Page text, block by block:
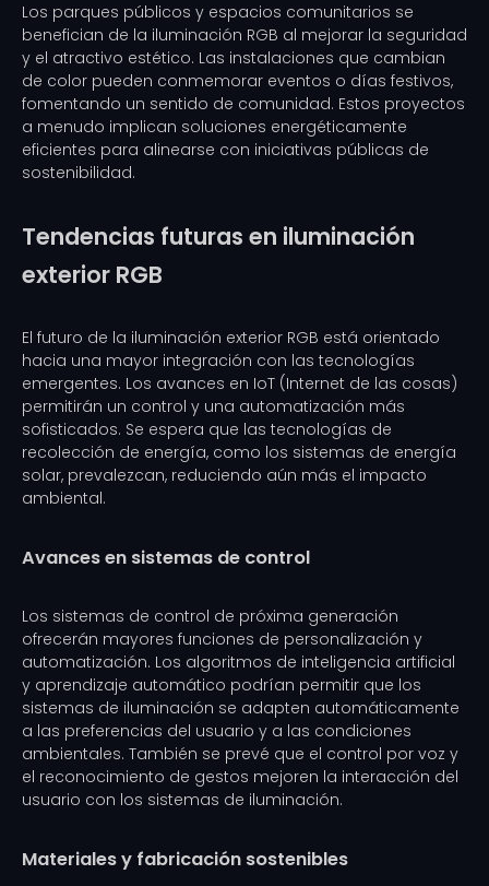
Los parques públicos y espacios comunitarios se
benefician de la iluminación RGB al mejorar la seguridad
y el atractivo estético. Las instalaciones que cambian
de color pueden conmemorar eventos o días festivos,
fomentando un sentido de comunidad. Estos proyectos
a menudo implican soluciones energéticamente
eficientes para alinearse con iniciativas públicas de
sostenibilidad.
Tendencias futuras en iluminación
exterior RGB
El futuro de la iluminación exterior RGB está orientado
hacia una mayor integración con las tecnologías
emergentes. Los avances en IoT (Internet de las cosas)
permitirán un control y una automatización más
sofisticados. Se espera que las tecnologías de
recolección de energía, como los sistemas de energía
solar, prevalezcan, reduciendo aún más el impacto
ambiental.
Avances en sistemas de control
Los sistemas de control de próxima generación
ofrecerán mayores funciones de personalización y
automatización. Los algoritmos de inteligencia artificial
y aprendizaje automático podrían permitir que los
sistemas de iluminación se adapten automáticamente
a las preferencias del usuario y a las condiciones
ambientales. También se prevé que el control por voz y
el reconocimiento de gestos mejoren la interacción del
usuario con los sistemas de iluminación.
Materiales y fabricación sostenibles